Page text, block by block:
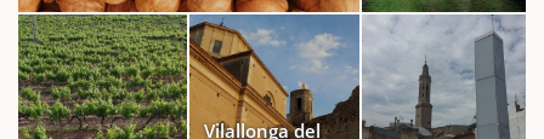
Vilallonga del